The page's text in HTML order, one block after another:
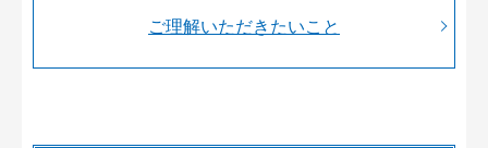
ご理解いただきたいこと